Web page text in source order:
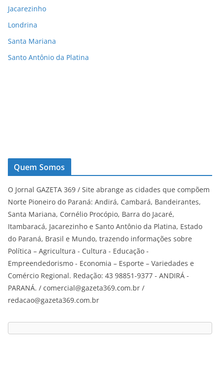
Jacarezinho
Londrina
Santa Mariana
Santo Antônio da Platina
Quem Somos
O Jornal GAZETA 369 / Site abrange as cidades que compõem
Norte Pioneiro do Paraná: Andirá, Cambará, Bandeirantes,
Santa Mariana, Cornélio Procópio, Barra do Jacaré,
Itambaracá, Jacarezinho e Santo Antônio da Platina, Estado
do Paraná, Brasil e Mundo, trazendo informações sobre
Política – Agricultura - Cultura - Educação -
Empreendedorismo - Economia – Esporte – Variedades e
Comércio Regional. Redação: 43 98851-9377 - ANDIRÁ -
PARANÁ. / comercial@gazeta369.com.br /
redacao@gazeta369.com.br